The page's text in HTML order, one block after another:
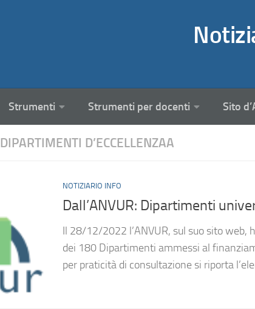
Strumenti Strumenti per docenti Sito
DIPARTIMENTI D’ECCELLENZAA
NOTIZIARIO INFO
Dall’ANVUR: Dipartimenti
Il 28/12/2022 l’ANVUR, sul suo sito web,
dei 180 Dipartimenti ammessi al
per praticità di consultazione si riporta